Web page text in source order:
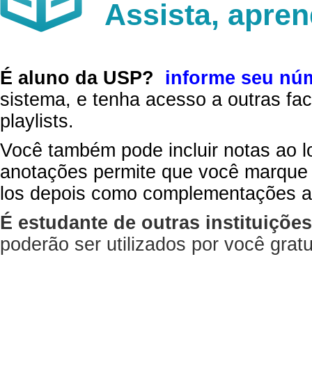
Assista,
É aluno da USP?
informe seu
sistema, e tenha acesso a outras
playlists.
Você também pode incluir notas ao
anotações permite que você
los depois como complementações
É estudante de outras
poderão ser utilizados por você